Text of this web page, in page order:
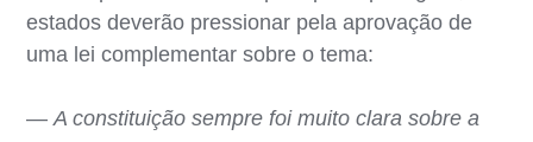
estados deverão pressionar pela aprovação de
uma lei complementar sobre o tema:
—A constituição sempre foi muito clara sobre a